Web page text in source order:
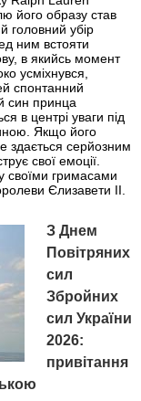
його образу став
головний убір
ним встояти
в якийсь момент
усміхнувся,
спонтанний
син принца
в центрі уваги під
Якщо його
здається серйозним
свої емоції.
своїми гримасами
Єлизавети II.
З Днем
Повітряних
сил
Збройних
сил України
2026:
привітання